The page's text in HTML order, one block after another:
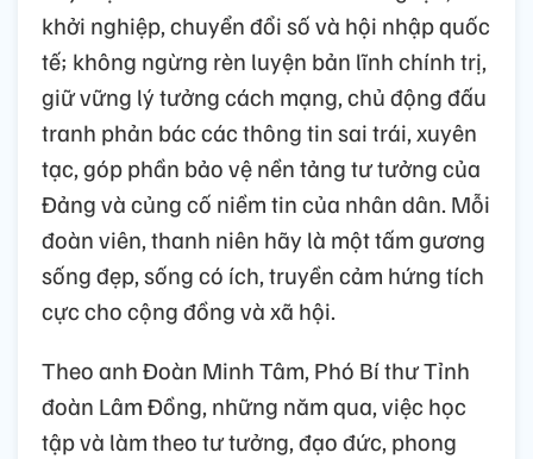
khởi nghiệp, chuyển đổi số và hội nhập quốc
tế; không ngừng rèn luyện bản lĩnh chính trị,
giữ vững lý tưởng cách mạng, chủ động đấu
tranh phản bác các thông tin sai trái, xuyên
tạc, góp phần bảo vệ nền tảng tư tưởng của
Đảng và củng cố niềm tin của nhân dân. Mỗi
đoàn viên, thanh niên hãy là một tấm gương
sống đẹp, sống có ích, truyền cảm hứng tích
cực cho cộng đồng và xã hội.
Theo anh Đoàn Minh Tâm, Phó Bí thư Tỉnh
đoàn Lâm Đồng, những năm qua, việc học
tập và làm theo tư tưởng, đạo đức, phong